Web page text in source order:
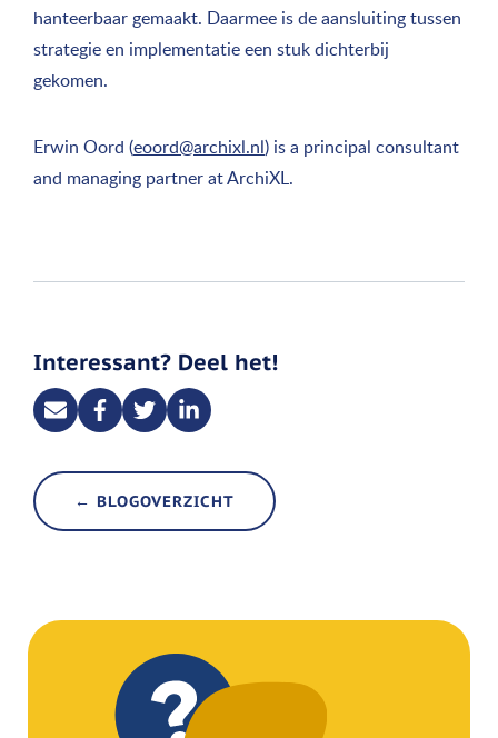
hanteerbaar gemaakt. Daarmee is de aansluiting tussen
strategie en implementatie een stuk dichterbij
gekomen.
Erwin Oord (eoord@archixl.nl) is a principal consultant
and managing partner at ArchiXL.
Interessant? Deel het!
← BLOGOVERZICHT